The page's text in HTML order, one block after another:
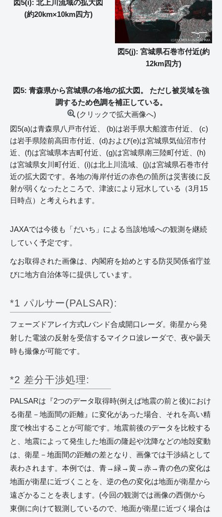
図5(i): 北上川流域の拡大図
(約20km×10km四方)
図5(j): 宮城県石巻市付近(約
12km四方)
図5: 青森県から宮城県の各地の拡大図。 ただし被災域を強
調するため色調を補正している。
(クリックで拡大画像へ)
図5(a)は青森県八戸市付近、 (b)は岩手県大船渡市付近、 (c)
は岩手県陸前高田市付近、(d)および(e)は宮城県気仙沼市付
近、(f)は宮城県本吉町付近、(g)は宮城県南三陸町付近、(h)
は宮城県女川町付近、(i)は北上川流域、(j)は宮城県石巻市付
近の拡大図です。各地の海岸付近の赤色の箇所は災害後に反
射が弱くなったところで、津波により冠水している（3月15
日時点）と考えられます。
JAXAでは今後も「だいち」による当該地域への観測を継続
していく予定です。
なお取得された画像は、内閣府を始めとする防災関係省庁並
びに地方自治体等に提供しています。
*1 パルサー(PALSAR):
フェーズドアレイ方式Lバンド合成開口レーダ。衛星から発
射した電波の反射を受信するマイクロ波レーダで、夜や曇天
時も撮像が可能です。
*2 差分干渉処理:
PALSARは『2つのデータ取得時(例えば地震の前と後)におけ
る衛星－地面間の距離』に変化があった場合、それを高い精
度で検出することが可能です。地震前後のデータを比較する
と、地震によって発生した地面の隆起や沈降などの地殻変動
は、衛星－地面間の距離の差となり、画像では干渉縞として
表わされます。本例では、青→緑→黄→赤→青の色の変化は
地面が衛星に近づくことを、逆の色の変化は地面が衛星から
遠ざかることを表します。(今回の観測では画像の西側から
東側に向けて観測しているので、地面が衛星に近づく場合は